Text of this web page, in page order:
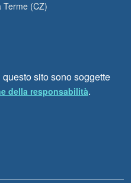
Terme (CZ)
sito sono soggette
della responsabilità.